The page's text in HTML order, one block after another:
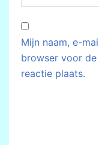
Mijn naam, e-
browser voor
reactie plaats.